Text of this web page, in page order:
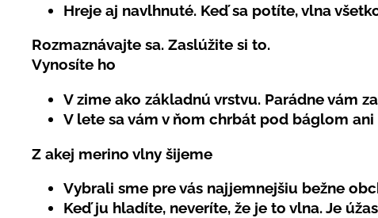
Hreje aj navlhnuté. Keď sa potíte, vlna
Rozmaznávajte sa. Zaslúžite si to.
Vynosíte ho
V zime ako základnú vrstvu. Parádne vám
V lete sa vám v ňom chrbát pod báglom
Z akej merino vlny šijeme
Vybrali sme pre vás najjemnejšiu bežne
Keď ju hladíte, neveríte, že je to vlna. Je